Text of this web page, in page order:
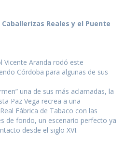
Caballerizas Reales y el Puente
Vicente Aranda rodó este
Córdoba para algunas de sus
una de sus más aclamadas, la
Paz Vega recrea a una
Fábrica de Tabaco con las
de fondo, un escenario perfecto ya
desde el siglo XVI.